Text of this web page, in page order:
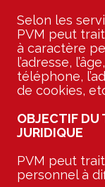
Selon les
PVM peut
à caractère
l’adresse,
téléphone,
de cookies,
OBJECTIF DU
JURIDIQUE
PVM peut
personnel à